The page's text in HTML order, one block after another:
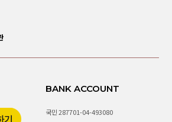
BANK ACCOUNT
국민 287701-04-493080